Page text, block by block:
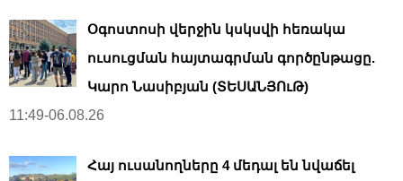
Օգոստոսի վերջին կսկսվի հեռակա
ուսուցման հայտագրման գործընթացը.
Կարո Նասիբյան (ՏԵՍԱՆՅՈւԹ)
11:49-06.08.26
Հայ ուսանողները 4 մեդալ են նվաճել